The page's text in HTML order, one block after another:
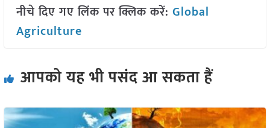
नीचे दिए गए लिंक पर क्लिक करें: Global
Agriculture
आपको यह भी पसंद आ सकता हैं